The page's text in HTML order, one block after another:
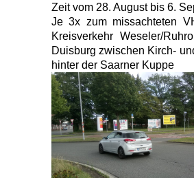
Zeit vom 28. August bis 6.
Je 3x zum missachteten
Kreisverkehr Weseler/
Duisburg zwischen Kirch-
hinter der Saarner Kuppe